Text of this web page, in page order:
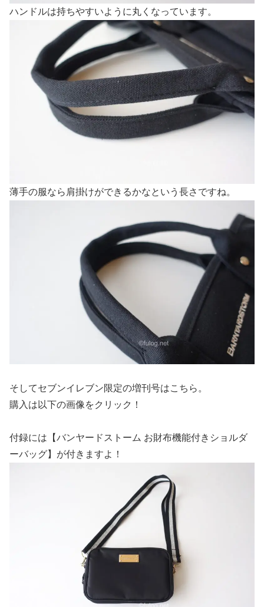
ハンドルは持ちやすいように丸くなっています。
薄手の服なら肩掛けができるかなという長さですね。
そしてセブンイレブン限定の増刊号はこちら。
購入は以下の画像をクリック！
付録には【バンヤードストーム お財布機能付きショルダ
ーバッグ】が付きますよ！